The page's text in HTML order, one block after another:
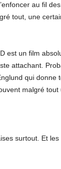
au fil
tout, une
est un film
attachant.
qui donne
malgré
surtout. Et